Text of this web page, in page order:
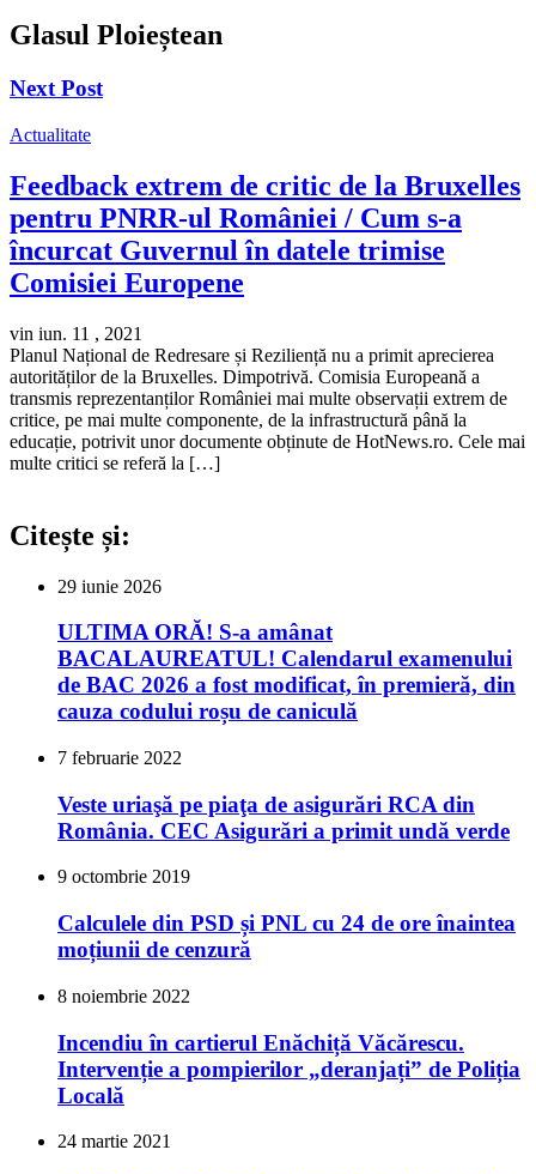
Glasul Ploieștean
Next Post
Actualitate
Feedback extrem de critic de la Bruxelles
pentru PNRR-ul României / Cum s-a
încurcat Guvernul în datele trimise
Comisiei Europene
vin iun. 11 , 2021
Planul Național de Redresare și Reziliență nu a primit aprecierea
autorităților de la Bruxelles. Dimpotrivă. Comisia Europeană a
transmis reprezentanților României mai multe observații extrem de
critice, pe mai multe componente, de la infrastructură până la
educație, potrivit unor documente obținute de HotNews.ro. Cele mai
multe critici se referă la […]
Citește și:
29 iunie 2026
ULTIMA ORĂ! S-a amânat
BACALAUREATUL! Calendarul examenului
de BAC 2026 a fost modificat, în premieră, din
cauza codului roșu de caniculă
7 februarie 2022
Veste uriaşă pe piaţa de asigurări RCA din
România. CEC Asigurări a primit undă verde
9 octombrie 2019
Calculele din PSD și PNL cu 24 de ore înaintea
moțiunii de cenzură
8 noiembrie 2022
Incendiu în cartierul Enăchiță Văcărescu.
Intervenție a pompierilor „deranjați” de Poliția
Locală
24 martie 2021